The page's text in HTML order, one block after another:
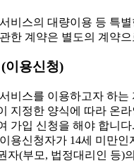
비스의 대량이용 등 특별
한 계약은 별도의 계약
이용신청)
비스를 이용하고자 하는
지정한 양식에 따라 온
가입 신청을 해야 합니다.
용신청자가 14세 미만인
자(부모, 법정대리인 등)